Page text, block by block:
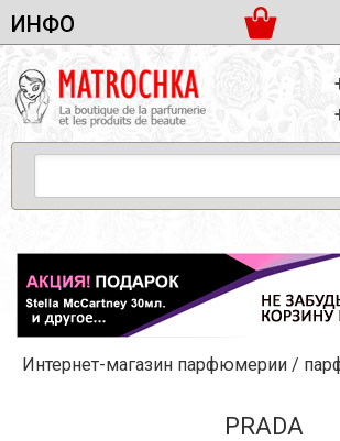
ИНФО
ДОСТАВКА И
КОНТАКТЫ
ЖЕНСКАЯ
МУЖСКАЯ
УНИСЕКС
ЖЕНСКИЕ
МУЖСКИЕ
УНИСЕКС
УХОД ЗА
УХОД ЗА
ДЕКОРАТИВНАЯ
Интернет-магазин парфюмерии /
PRADA